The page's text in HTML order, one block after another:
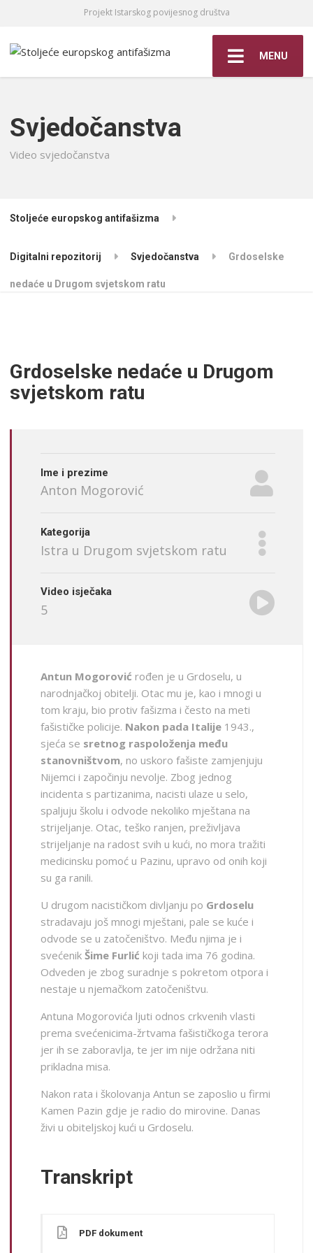
Projekt Istarskog povijesnog društva
MENU
Svjedočanstva
Video svjedočanstva
Stoljeće europskog antifašizma
Digitalni repozitorij Svjedočanstva Grdoselske
nedaće u Drugom svjetskom ratu
Grdoselske nedaće u Drugom
svjetskom ratu
Ime i prezime
Anton Mogorović
Kategorija
Istra u Drugom svjetskom ratu
Video isječaka
5
Antun Mogorović rođen je u Grdoselu, u
narodnjačkoj obitelji. Otac mu je, kao i mnogi u
tom kraju, bio protiv fašizma i često na meti
fašističke policije. Nakon pada Italije 1943.,
sjeća se sretnog raspoloženja među
stanovništvom, no uskoro fašiste zamjenjuju
Nijemci i započinju nevolje. Zbog jednog
incidenta s partizanima, nacisti ulaze u selo,
spaljuju školu i odvode nekoliko mještana na
strijeljanje. Otac, teško ranjen, preživljava
strijeljanje na radost svih u kući, no mora tražiti
medicinsku pomoć u Pazinu, upravo od onih koji
su ga ranili.
U drugom nacističkom divljanju po Grdoselu
stradavaju još mnogi mještani, pale se kuće i
odvode se u zatočeništvo. Među njima je i
svećenik Šime Furlić koji tada ima 76 godina.
Odveden je zbog suradnje s pokretom otpora i
nestaje u njemačkom zatočeništvu.
Antuna Mogorovića ljuti odnos crkvenih vlasti
prema svećenicima-žrtvama fašističkoga terora
jer ih se zaboravlja, te jer im nije održana niti
prikladna misa.
Nakon rata i školovanja Antun se zaposlio u firmi
Kamen Pazin gdje je radio do mirovine. Danas
živi u obiteljskoj kući u Grdoselu.
Transkript
PDF dokument